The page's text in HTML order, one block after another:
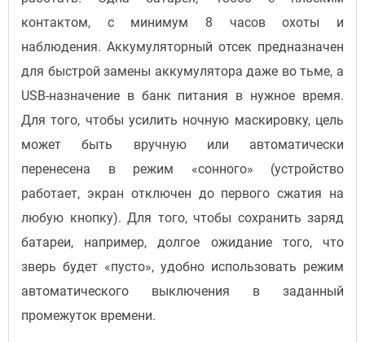
контактом, с минимум 8 часов охоты и
наблюдения. Аккумуляторный отсек предназначен
для быстрой замены аккумулятора даже во тьме, а
USB-назначение в банк питания в нужное время.
Для того, чтобы усилить ночную маскировку, цель
может быть вручную или автоматически
перенесена в режим «сонного» (устройство
работает, экран отключен до первого сжатия на
любую кнопку). Для того, чтобы сохранить заряд
батареи, например, долгое ожидание того, что
зверь будет «пусто», удобно использовать режим
автоматического выключения в заданный
промежуток времени.